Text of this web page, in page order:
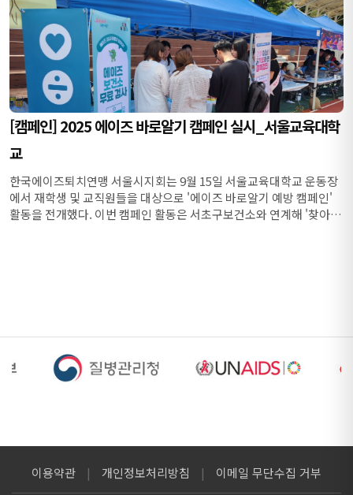
[캠페인] 2025 에이즈 바로알기 캠페인 실시_서울교육대학
교
한국에이즈퇴치연맹 서울시지회는 9월 15일 서울교육대학교 운동장
에서 재학생 및 교직원들을 대상으로 '에이즈 바로알기 예방 캠페인'
활동을 전개했다. 이번 캠페인 활동은 서초구보건소와 연계해 '찾아가
이용약관 | 개인정보처리방침 | 이메일 무단수집 거부